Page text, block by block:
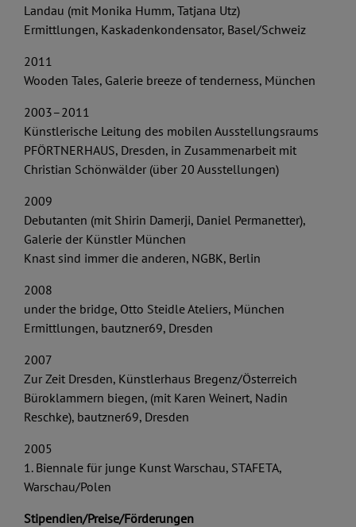
Landau (mit Monika Humm, Tatjana Utz)
Ermittlungen, Kaskadenkondensator, Basel/Schweiz
2011
Wooden Tales, Galerie breeze of tenderness, München
2003–2011
Künstlerische Leitung des mobilen Ausstellungsraums
PFÖRTNERHAUS, Dresden, in Zusammenarbeit mit
Christian Schönwälder (über 20 Ausstellungen)
2009
Debutanten (mit Shirin Damerji, Daniel Permanetter),
Galerie der Künstler München
Knast sind immer die anderen, NGBK, Berlin
2008
under the bridge, Otto Steidle Ateliers, München
Ermittlungen, bautzner69, Dresden
2007
Zur Zeit Dresden, Künstlerhaus Bregenz/Österreich
Büroklammern biegen, (mit Karen Weinert, Nadin
Reschke), bautzner69, Dresden
2005
1. Biennale für junge Kunst Warschau, STAFETA,
Warschau/Polen
Stipendien/Preise/Förderungen